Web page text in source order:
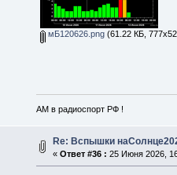
мБ120626.png(61.22 КБ,
АМ в радиоспорт РФ !
Re: Вспышки
« Ответ #36 : 25 Июня 2026,